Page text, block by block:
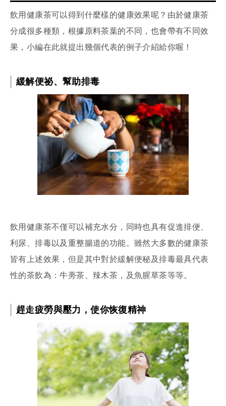
飲用健康茶可以得到什麼樣的健康效果呢？由於健康茶
分成很多種類，根據原料茶葉的不同，也會帶有不同效
果，小編在此就提出幾個代表的例子介紹給你喔！
緩解便祕、幫助排毒
飲用健康茶不僅可以補充水分，同時也具有促進排便、
利尿、排毒以及重整腸道的功能。雖然大多數的健康茶
皆有上述效果，但是其中對於緩解便秘及排毒最具代表
性的茶飲為：牛蒡茶、辣木茶，及魚腥草茶等等。
趕走疲勞與壓力，使你恢復精神